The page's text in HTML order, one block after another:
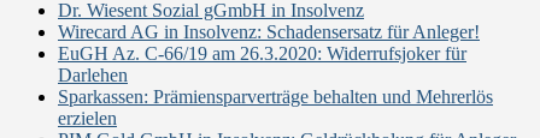
Dr. Wiesent Sozial gGmbH in Insolvenz
Wirecard AG in Insolvenz: Schadensersatz für Anleger!
EuGH Az. C-66/19 am 26.3.2020: Widerrufsjoker für
Darlehen
Sparkassen: Prämiensparverträge behalten und Mehrerlös
erzielen